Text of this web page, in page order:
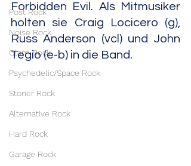
Post Rock
Noise Rock
Glam Rock
Psychedelic/Space Rock
Stoner Rock
Alternative Rock
Hard Rock
Garage Rock
Forbidden Evil. Als Mitmusiker
holten sie Craig Locicero (g),
Russ Anderson (vcl) und John
Tegio (e-b) in die Band.